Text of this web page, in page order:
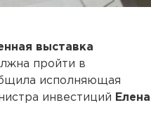
выставка
пройти в
исполняющая
инвестиций
Елена